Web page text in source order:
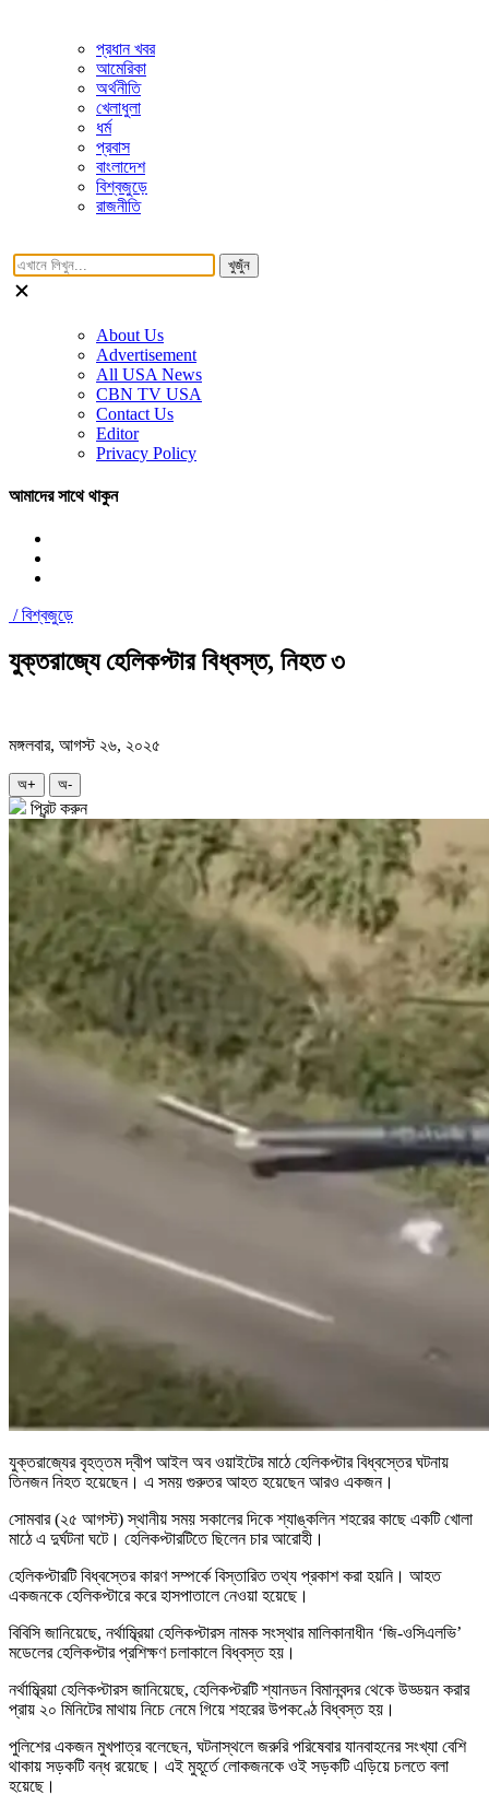
প্রধান খবর
আমেরিকা
অর্থনীতি
খেলাধুলা
ধর্ম
প্রবাস
বাংলাদেশ
বিশ্বজুড়ে
রাজনীতি
খুজুঁন
About Us
Advertisement
All USA News
CBN TV USA
Contact Us
Editor
Privacy Policy
আমাদের সাথে থাকুন
/বিশ্বজুড়ে
যুক্তরাজ্যে হেলিকপ্টার বিধ্বস্ত, নিহত ৩
মঙ্গলবার, আগস্ট ২৬, ২০২৫
অ+ অ-
প্রিন্ট করুন
যুক্তরাজ্যের বৃহত্তম দ্বীপ আইল অব ওয়াইটের মাঠে হেলিকপ্টার বিধ্বস্তের ঘটনায়
তিনজন নিহত হয়েছেন। এ সময় গুরুতর আহত হয়েছেন আরও একজন।
সোমবার (২৫ আগস্ট) স্থানীয় সময় সকালের দিকে শ্যাঙ্কলিন শহরের কাছে একটি খোলা
মাঠে এ দুর্ঘটনা ঘটে। হেলিকপ্টারটিতে ছিলেন চার আরোহী।
হেলিকপ্টারটি বিধ্বস্তের কারণ সম্পর্কে বিস্তারিত তথ্য প্রকাশ করা হয়নি। আহত
একজনকে হেলিকপ্টারে করে হাসপাতালে নেওয়া হয়েছে।
বিবিসি জানিয়েছে, নর্থাম্ব্রিয়া হেলিকপ্টারস নামক সংস্থার মালিকানাধীন ‘জি-ওসিএলভি’
মডেলের হেলিকপ্টার প্রশিক্ষণ চলাকালে বিধ্বস্ত হয়।
নর্থাম্ব্রিয়া হেলিকপ্টারস জানিয়েছে, হেলিকপ্টরটি শ্যানডন বিমানবন্দর থেকে উড্ডয়ন করার
প্রায় ২০ মিনিটের মাথায় নিচে নেমে গিয়ে শহরের উপকণ্ঠে বিধ্বস্ত হয়।
পুলিশের একজন মুখপাত্র বলেছেন, ঘটনাস্থলে জরুরি পরিষেবার যানবাহনের সংখ্যা বেশি
থাকায় সড়কটি বন্ধ রয়েছে। এই মুহূর্তে লোকজনকে ওই সড়কটি এড়িয়ে চলতে বলা
হয়েছে।